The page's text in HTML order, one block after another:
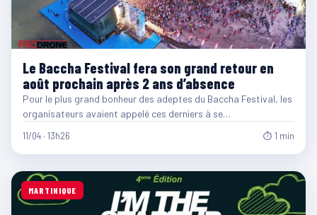
Le Baccha Festival fera son grand retour en
août prochain après 2 ans d’absence
Pour le plus grand bonheur des adeptes du Baccha Festival, les
organisateurs avaient appelé ces derniers à se…
11/04 · 13h26 ⏱ 1 min
MARTINIQUE